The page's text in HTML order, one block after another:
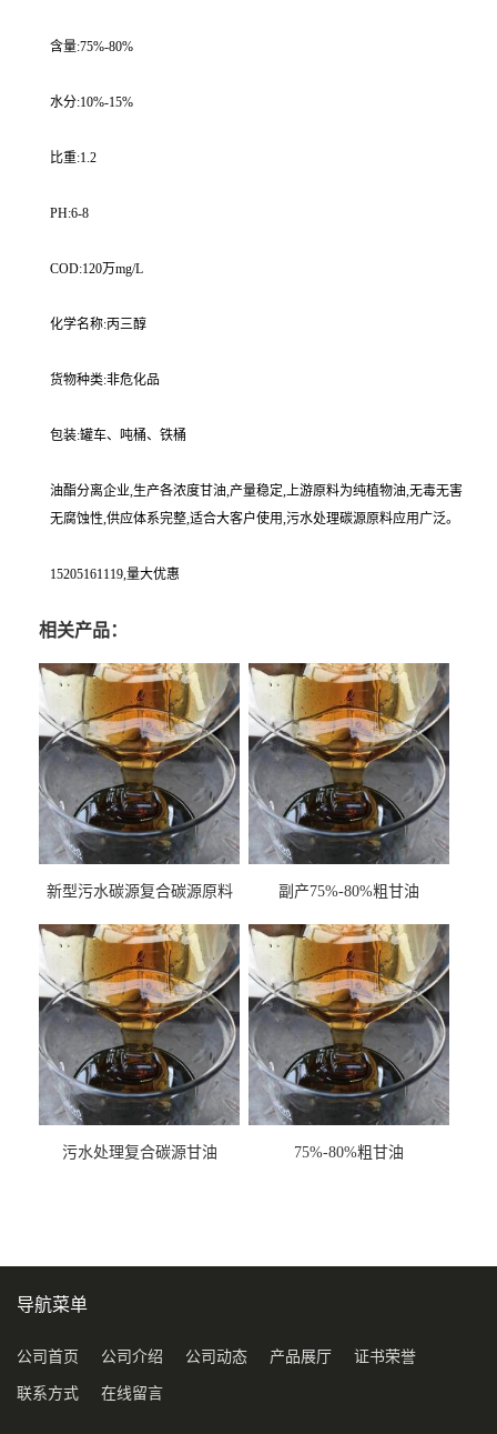
含量:75%-80%
水分:10%-15%
比重:1.2
PH:6-8
COD:120万mg/L
化学名称:丙三醇
货物种类:非危化品
包装:罐车、吨桶、铁桶
油酯分离企业,生产各浓度甘油,产量稳定,上游原料为纯植物油,无毒无害
无腐蚀性,供应体系完整,适合大客户使用,污水处理碳源原料应用广泛。
15205161119,量大优惠
相关产品：
新型污水碳源复合碳源原料
副产75%-80%粗甘油
污水处理复合碳源甘油
75%-80%粗甘油
导航菜单
公司首页 公司介绍 公司动态 产品展厅 证书荣誉
联系方式 在线留言